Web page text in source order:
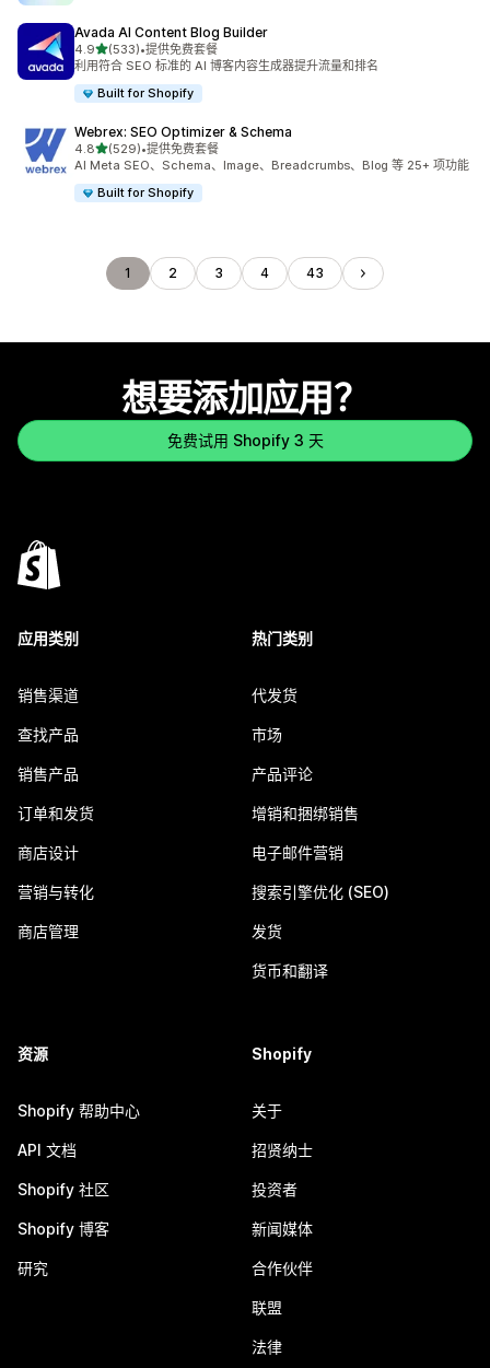
Avada AI Content Blog Builder
4.9星（满分 5 星）
(533)
总共 533 条评论
•提供免费套餐
利用符合 SEO 标准的 AI 博客内容生成器提升流量和排名
Built for Shopify
Webrex: SEO Optimizer & Schema
4.8星（满分 5 星）
(529)
总共 529 条评论
•提供免费套餐
AI Meta SEO、Schema、Image、Breadcrumbs、Blog 等 25+ 项功能
Built for Shopify
1 2 3 4 43
想要添加应用？
免费试用 Shopify 3 天
应用类别
销售渠道
查找产品
销售产品
订单和发货
商店设计
营销与转化
商店管理
热门类别
代发货
市场
产品评论
增销和捆绑销售
电子邮件营销
搜索引擎优化 (SEO)
发货
货币和翻译
资源
Shopify 帮助中心
API 文档
Shopify 社区
Shopify 博客
研究
Shopify
关于
招贤纳士
投资者
新闻媒体
合作伙伴
联盟
法律